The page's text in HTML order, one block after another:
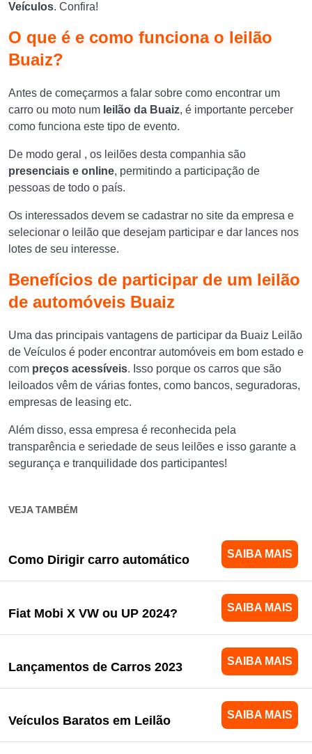
Veículos. Confira!
O que é e como funciona o leilão
Buaiz?
Antes de começarmos a falar sobre como encontrar um
carro ou moto num leilão da Buaiz, ​​é importante perceber
como funciona este tipo de evento.
De modo geral , os leilões desta companhia são
presenciais e online, permitindo a participação de
pessoas de todo o país.
Os interessados ​​devem se cadastrar no site da empresa e
selecionar o leilão que desejam participar e dar lances nos
lotes de seu interesse.
Benefícios de participar de um leilão
de automóveis Buaiz
Uma das principais vantagens de participar da Buaiz Leilão
de Veículos é poder encontrar automóveis em bom estado e
com preços acessíveis. Isso porque os carros que são
leiloados vêm de várias fontes, como bancos, seguradoras,
empresas de leasing etc.
Além disso, essa empresa é reconhecida pela
transparência e seriedade de seus leilões e isso garante a
segurança e tranquilidade dos participantes!
VEJA TAMBÉM
Como Dirigir carro automático SAIBA MAIS
Fiat Mobi X VW ou UP 2024? SAIBA MAIS
Lançamentos de Carros 2023 SAIBA MAIS
Veículos Baratos em Leilão SAIBA MAIS